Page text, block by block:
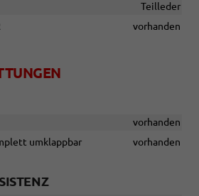
Teilleder
vorhanden
vorhanden
umklappbar
vorhanden